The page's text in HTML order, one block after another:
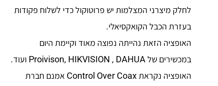
לחלק מיצרני המצלמות יש פרוטוקול כדי לשלוח פקודות
בעזרת הכבל הקואקסיאלי.
האופציה הזאת נהייתה נפוצה מאוד וקיימת היום
במכשירים של Proivison, HIKVISION , DAHUA ועוד.
האופציה נקראת Control Over Coax אמנם חברת